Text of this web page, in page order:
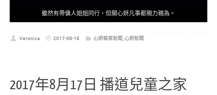
雖然有帶傭人姐姐同行，但關心妍凡事都親力親為。
Veronica 2017-08-18 心妍報章新聞,心妍新聞
2017年8月17日 播道兒童之家